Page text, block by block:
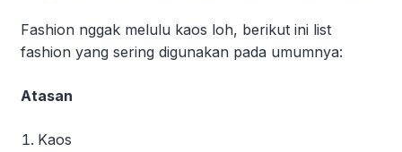
Fashion nggak melulu kaos loh, berikut ini list
fashion yang sering digunakan pada umumnya:
Atasan
Kaos